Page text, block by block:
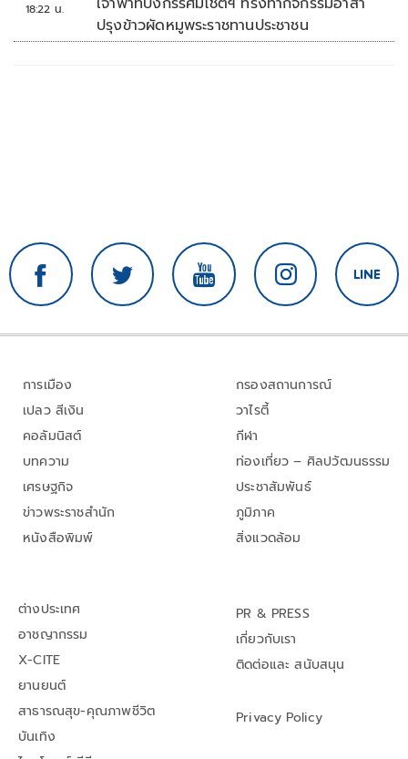
18:22 น.
ปรุงข้าวผัดหมูพระราชทานประชาชน
การเมือง
เปลว สีเงิน
คอลัมนิสต์
บทความ
เศรษฐกิจ
ข่าวพระราชสำนัก
หนังสือพิมพ์
กรองสถานการณ์
วาไรตี้
กีฬา
ท่องเที่ยว – ศิลปวัฒนธรรม
ประชาสัมพันธ์
ภูมิภาค
สิ่งแวดล้อม
ต่างประเทศ
อาชญากรรม
X-CITE
ยานยนต์
สาธารณสุข-คุณภาพชีวิต
บันเทิง
PR & PRESS
เกี่ยวกับเรา
ติดต่อและ สนับสนุน
Privacy Policy